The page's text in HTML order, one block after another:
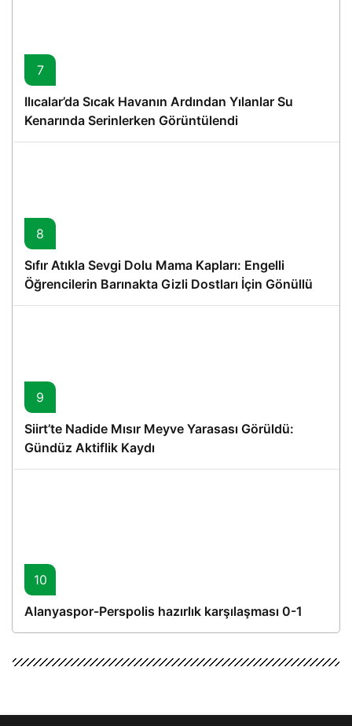
7
Ilıcalar’da Sıcak Havanın Ardından Yılanlar Su
Kenarında Serinlerken Görüntülendi
8
Sıfır Atıkla Sevgi Dolu Mama Kapları: Engelli
Öğrencilerin Barınakta Gizli Dostları İçin Gönüllü
Proje
9
Siirt’te Nadide Mısır Meyve Yarasası Görüldü:
Gündüz Aktiflik Kaydı
10
Alanyaspor-Perspolis hazırlık karşılaşması 0-1